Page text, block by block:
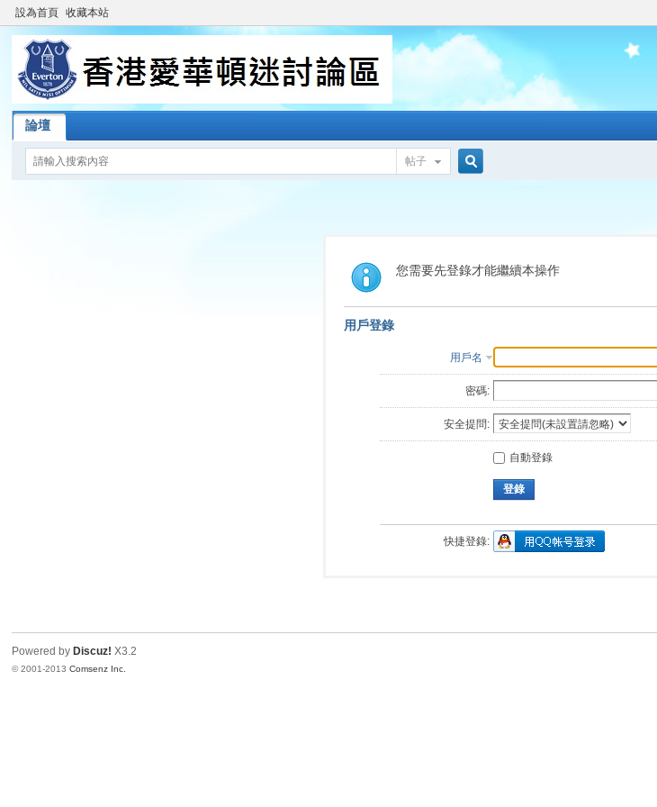
設為首頁 收藏本站
論壇
帖子
索
您需要先登錄才能繼續本操作
用戶登錄
用戶名
密碼:
安全提問:
自動登錄
登錄
快捷登錄:
Powered by Discuz! X3.2
© 2001-2013Comsenz Inc.